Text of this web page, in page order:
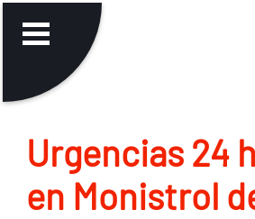
Urgencias 24
en Monistrol